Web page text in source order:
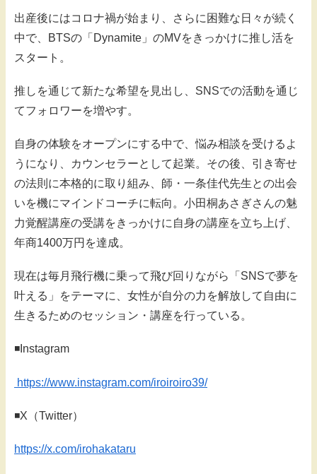
出産後にはコロナ禍が始まり、さらに困難な日々が続く
中で、BTSの「Dynamite」のMVをきっかけに推し活を
スタート。
推しを通じて新たな希望を見出し、SNSでの活動を通じ
てフォロワーを増やす。
自身の体験をオープンにする中で、悩み相談を受けるよ
うになり、カウンセラーとして起業。その後、引き寄せ
の法則に本格的に取り組み、師・一条佳代先生との出会
いを機にマインドコーチに転向。小田桐あさぎさんの魅
力覚醒講座の受講をきっかけに自身の講座を立ち上げ、
年商1400万円を達成。
現在は毎月飛行機に乗って飛び回りながら「SNSで夢を
叶える」をテーマに、女性が自分の力を解放して自由に
生きるためのセッション・講座を行っている。
◾️Instagram
https://www.instagram.com/iroiroiro39/
◾️X（Twitter）
https://x.com/irohakataru